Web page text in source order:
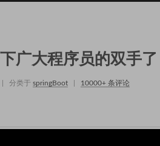
广大程序员的双手了
分类于 springBoot 10000+ 条评论